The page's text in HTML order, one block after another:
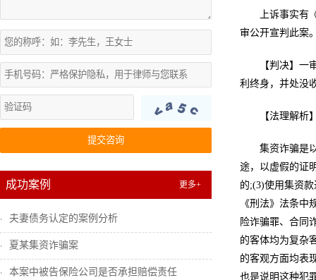
提交咨询
成功案例 更多+
夫妻债务认定的案例分析
夏某集资诈骗案
本案中被告保险公司是否承担赔偿责任
上诉事实
审公开宣判此案
【判决】
利终身，并处没
【法理解析
集资诈骗是
途，以虚假的证
的;(3)使用集资
《刑法》法条
险诈骗罪、合同
的客体均为复杂
的客观方面均表
也是说明这种犯